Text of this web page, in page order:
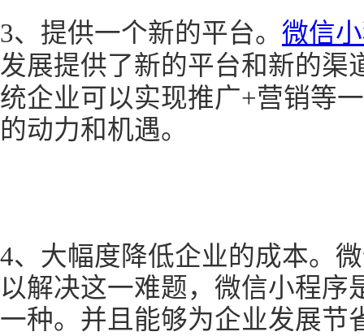
3、提供一个新的平台。 微信
发展提供了新的平台和新的渠
统企业可以实现推广+营销等
的动力和机遇。
4、大幅度降低企业的成本。
以解决这一难题，微信小程序
一种。并且能够为企业发展节